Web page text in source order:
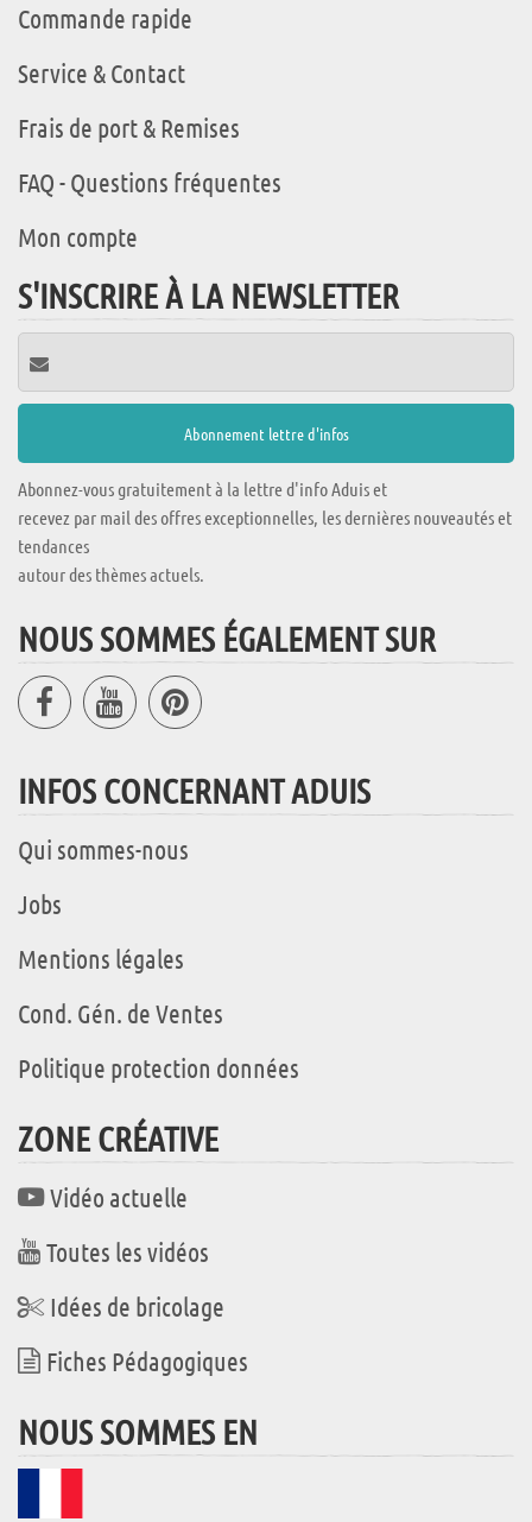
Commande rapide
Service & Contact
Frais de port & Remises
FAQ - Questions fréquentes
Mon compte
S'INSCRIRE À LA NEWSLETTER
Abonnez-vous gratuitement à la lettre d'info Aduis et
recevez par mail des offres exceptionnelles, les dernières nouveautés et
tendances
autour des thèmes actuels.
NOUS SOMMES ÉGALEMENT SUR
INFOS CONCERNANT ADUIS
Qui sommes-nous
Jobs
Mentions légales
Cond. Gén. de Ventes
Politique protection données
ZONE CRÉATIVE
Vidéo actuelle
Toutes les vidéos
Idées de bricolage
Fiches Pédagogiques
NOUS SOMMES EN